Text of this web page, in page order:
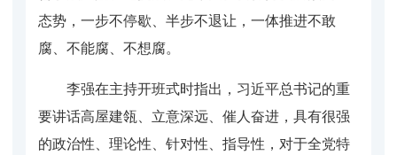
态势，一步不停歇、半步不退让，一体推进不敢
腐、不能腐、不想腐。
李强在主持开班式时指出，习近平总书记的重
要讲话高屋建瓴、立意深远、催人奋进，具有很强
的政治性、理论性、针对性、指导性，对于全党特